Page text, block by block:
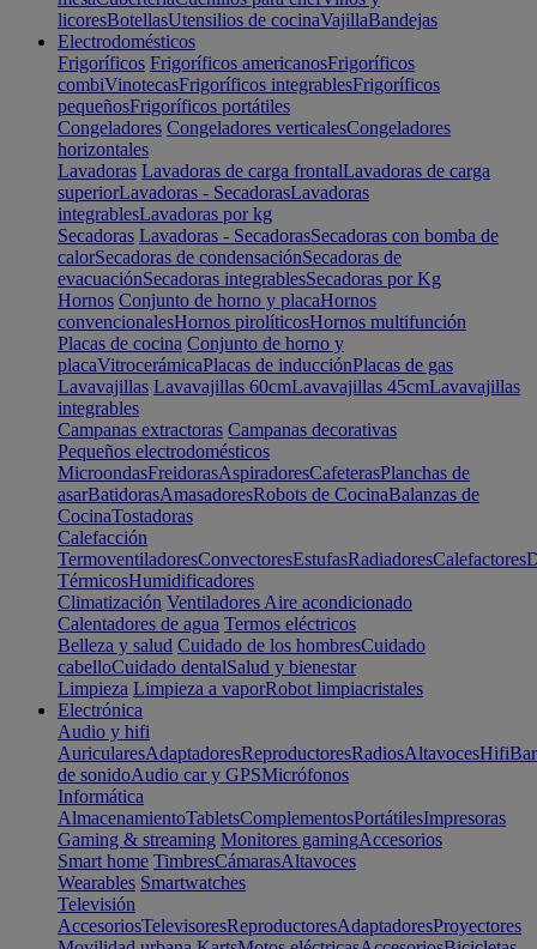
licoresBotellasUtensilios de cocinaVajillaBandejas
Electrodomésticos
Frigoríficos Frigoríficos americanosFrigoríficos
combiVinotecasFrigoríficos integrablesFrigoríficos
pequeñosFrigoríficos portátiles
Congeladores Congeladores verticalesCongeladores
horizontales
Lavadoras Lavadoras de carga frontalLavadoras de carga
superiorLavadoras - SecadorasLavadoras
integrablesLavadoras por kg
Secadoras Lavadoras - SecadorasSecadoras con bomba de
calorSecadoras de condensaciónSecadoras de
evacuaciónSecadoras integrablesSecadoras por Kg
Hornos Conjunto de horno y placaHornos
convencionalesHornos pirolíticosHornos multifunción
Placas de cocina Conjunto de horno y
placaVitrocerámicaPlacas de inducciónPlacas de gas
Lavavajillas Lavavajillas 60cmLavavajillas 45cmLavavajillas
integrables
Campanas extractoras Campanas decorativas
Pequeños electrodomésticos
MicroondasFreidorasAspiradoresCafeterasPlanchas de
asarBatidorasAmasadoresRobots de CocinaBalanzas de
CocinaTostadoras
Calefacción
TermoventiladoresConvectoresEstufasRadiadoresCalefactores
TérmicosHumidificadores
Climatización Ventiladores Aire acondicionado
Calentadores de agua Termos eléctricos
Belleza y salud Cuidado de los hombresCuidado
cabelloCuidado dentalSalud y bienestar
Limpieza Limpieza a vaporRobot limpiacristales
Electrónica
Audio y hifi
AuricularesAdaptadoresReproductoresRadiosAltavocesHifi
de sonidoAudio car y GPSMicrófonos
Informática
AlmacenamientoTabletsComplementosPortátilesImpresoras
Gaming & streaming Monitores gamingAccesorios
Smart home TimbresCámarasAltavoces
Wearables Smartwatches
Televisión
AccesoriosTelevisoresReproductoresAdaptadoresProyectores